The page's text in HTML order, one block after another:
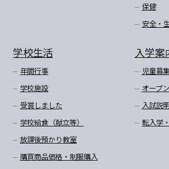
保健
安全・
学校生活
年間行事
学校施設
受賞しました
学校給食（献立等）
放課後預かり教室
購買商品価格・制服購入
入学案
児童募
オープ
入試説
転入学